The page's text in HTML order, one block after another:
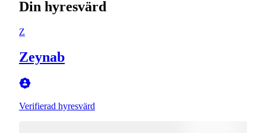
Din hyresvärd
Z
Zeynab
Verifierad hyresvärd